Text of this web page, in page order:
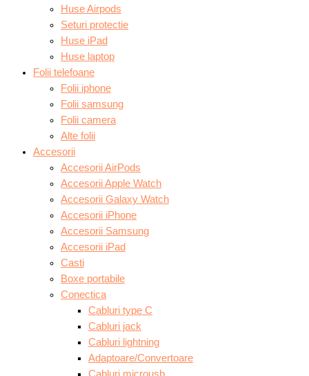
Huse Airpods
Seturi protectie
Huse iPad
Huse laptop
Folii telefoane
Folii iphone
Folii samsung
Folii camera
Alte folii
Accesorii
Accesorii AirPods
Accesorii Apple Watch
Accesorii Galaxy Watch
Accesorii iPhone
Accesorii Samsung
Accesorii iPad
Casti
Boxe portabile
Conectica
Cabluri type C
Cabluri jack
Cabluri lightning
Adaptoare/Convertoare